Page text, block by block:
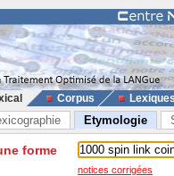
Corpus
Etymologie
forme
notices corrigées